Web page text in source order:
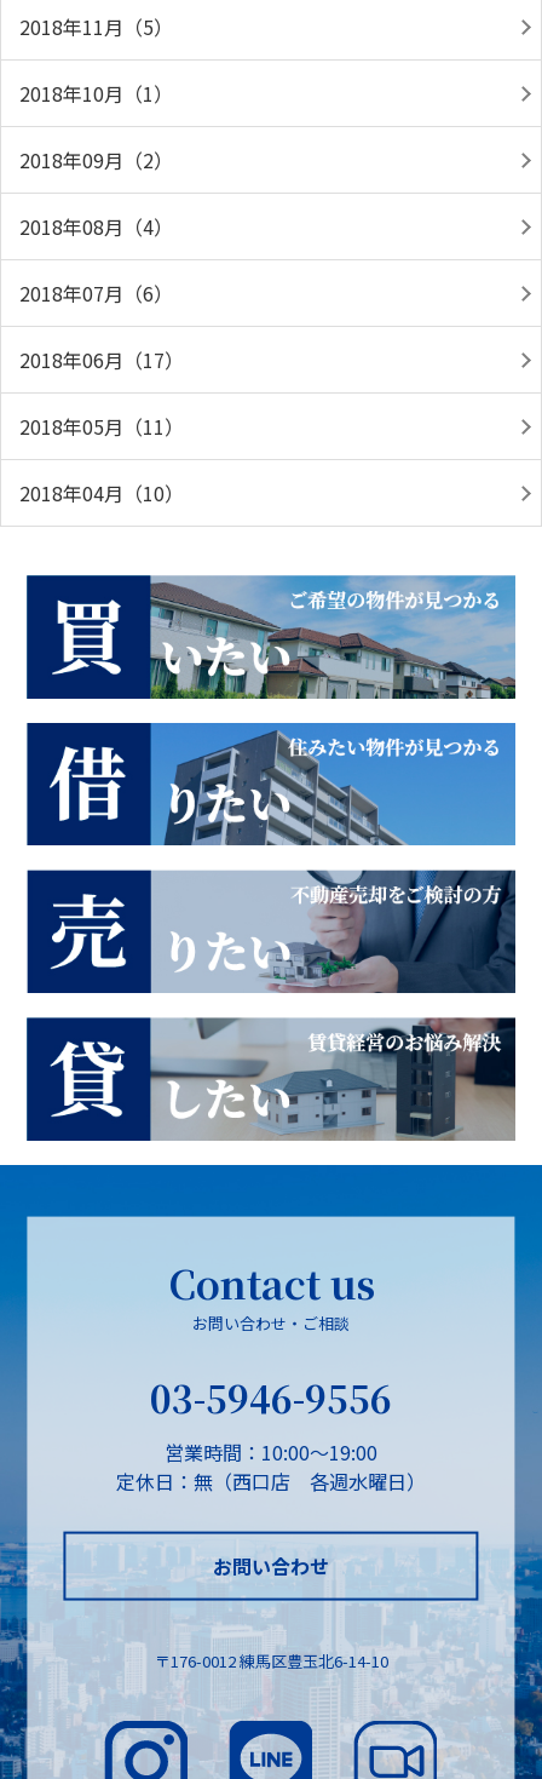
2018年11月（5）
2018年10月（1）
2018年09月（2）
2018年08月（4）
2018年07月（6）
2018年06月（17）
2018年05月（11）
2018年04月（10）
Contact us
お問い合わせ・ご相談
03-5946-9556
営業時間：10:00～19:00
定休日：無（西口店 各週水曜日）
お問い合わせ
〒176-0012 練馬区豊玉北6-14-10